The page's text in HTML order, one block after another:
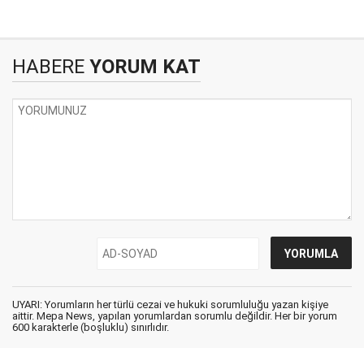
HABERE YORUM KAT
UYARI: Yorumların her türlü cezai ve hukuki sorumluluğu yazan kişiye
aittir. Mepa News, yapılan yorumlardan sorumlu değildir. Her bir yorum
600 karakterle (boşluklu) sınırlıdır.